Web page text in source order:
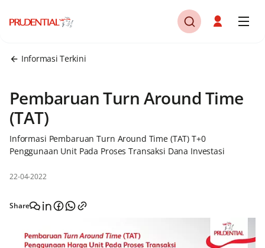
Informasi Terkini
Pembaruan Turn Around Time
(TAT)
Informasi Pembaruan Turn Around Time (TAT) T+0
Penggunaan Unit Pada Proses Transaksi Dana Investasi
22-04-2022
Share